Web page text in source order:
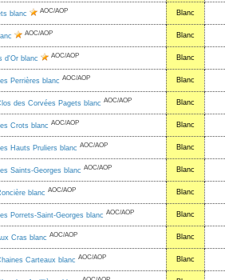
blanc AOC/AOP Blanc
AOC/AOP Blanc
d'Or blanc AOC/AOP Blanc
Perrières blanc AOC/AOP Blanc
des Corvées Pagets blanc AOC/AOP Blanc
Crots blanc AOC/AOP Blanc
Hauts Pruliers blanc AOC/AOP Blanc
Saints-Georges blanc AOC/AOP Blanc
blanc AOC/AOP Blanc
Porrets-Saint-Georges blanc AOC/AOP Blanc
Cras blanc AOC/AOP Blanc
Carteaux blanc AOC/AOP Blanc